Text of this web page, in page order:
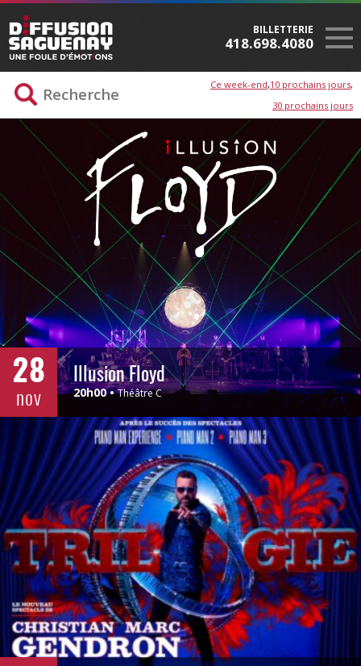
BILLETTERIE
418.698.4080
Ce week-end 10 prochains jours
30 prochains jours
28
nov
Illusion Floyd
20h00 Théâtre C